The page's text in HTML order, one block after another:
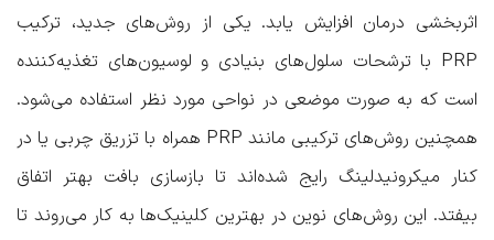
اثربخشی درمان افزایش یابد. یکی از روش‌های جدید، ترکیب
PRP با ترشحات سلول‌های بنیادی و لوسیون‌های تغذیه‌کننده
است که به صورت موضعی در نواحی مورد نظر استفاده می‌شود.
همچنین روش‌های ترکیبی مانند PRP همراه با تزریق چربی یا در
کنار میکرونیدلینگ رایج شده‌اند تا بازسازی بافت بهتر اتفاق
بیفتد. این روش‌های نوین در بهترین کلینیک‌ها به کار می‌روند تا